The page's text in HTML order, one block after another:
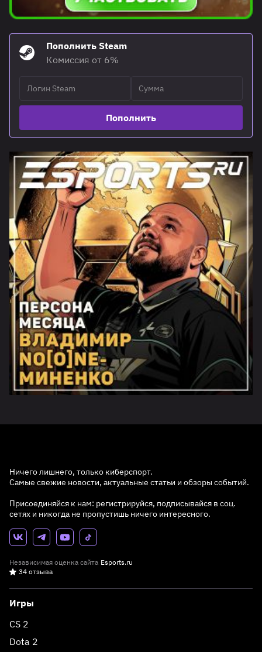
Пополнить Steam
Комиссия от 6%
Пополнить
Ничего лишнего, только киберспорт.
Самые свежие новости, актуальные статьи и обзоры событий.
Присоединяйся к нам: регистрируйся, подписывайся в соц.
сетях и никогда не пропустишь ничего интересного.
Независимая оценка сайта Esports.ru
34 отзыва
Игры
CS 2
Dota 2